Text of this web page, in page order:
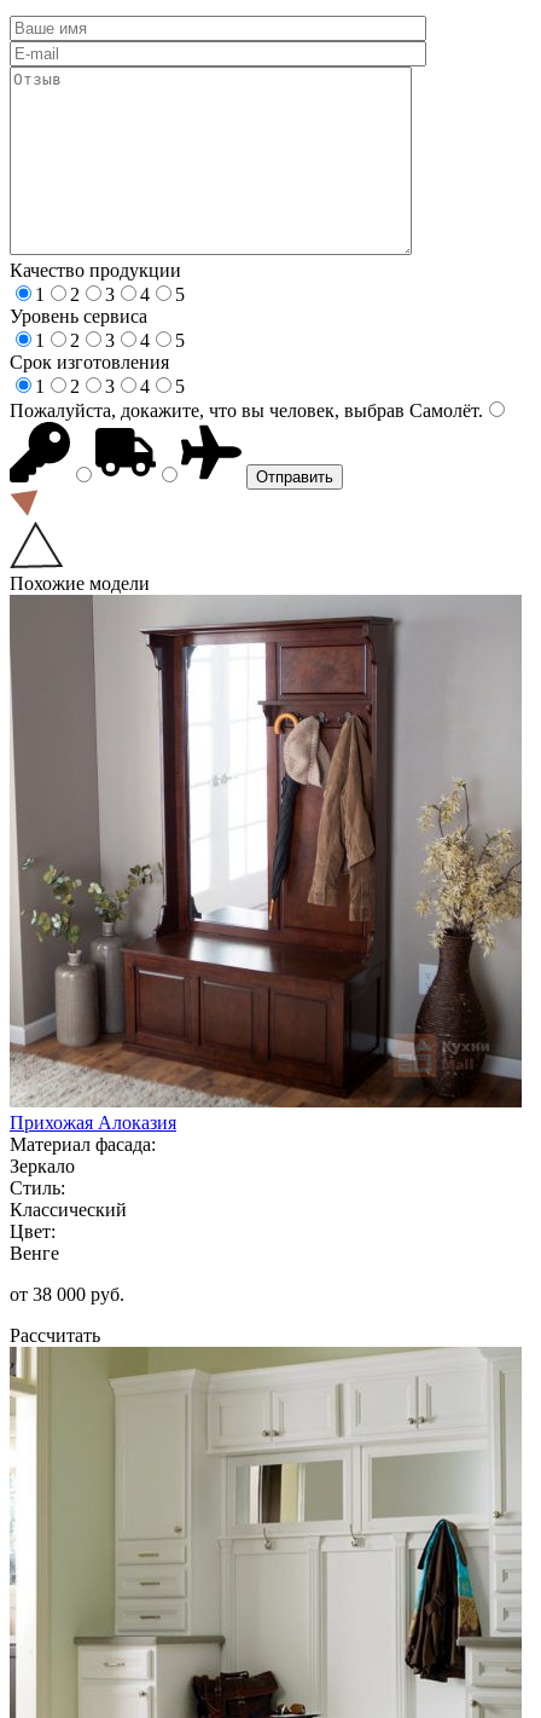
Качество продукции
1
2 3 4
5
Уровень сервиса
1
2 3 4
5
Срок изготовления
1
2 3 4
5
Пожалуйста, докажите, что вы человек, выбрав Самолёт.
Похожие модели
Прихожая Алоказия
Материал фасада:
Зеркало
Стиль:
Классический
Цвет:
Венге
от 38 000 руб.
Рассчитать